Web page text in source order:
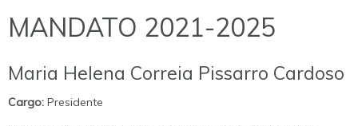
MANDATO 2021-2025
Maria Helena Correia Pissarro Cardoso
Cargo: Presidente